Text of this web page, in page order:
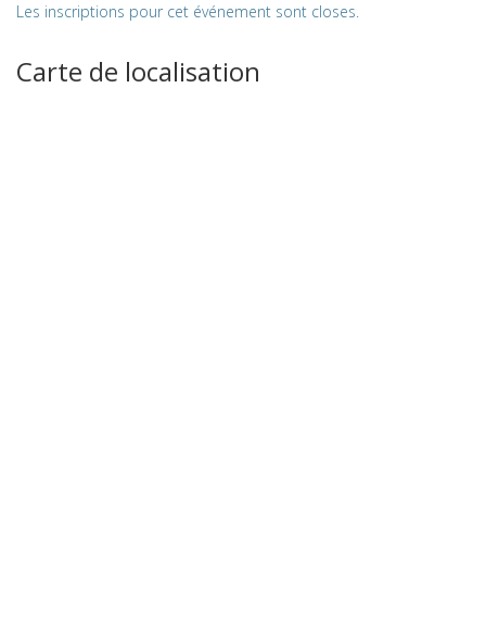
Les inscriptions pour cet événement sont closes.
Carte de localisation